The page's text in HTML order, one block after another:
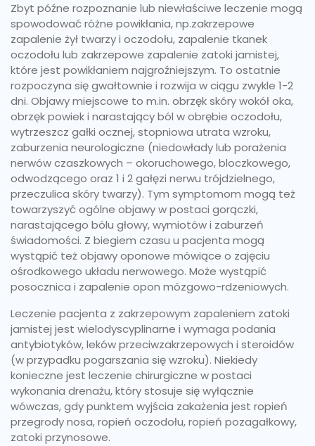
Zbyt późne rozpoznanie lub niewłaściwe leczenie mogą
spowodować różne powikłania, np.zakrzepowe
zapalenie żył twarzy i oczodołu, zapalenie tkanek
oczodołu lub zakrzepowe zapalenie zatoki jamistej,
które jest powikłaniem najgroźniejszym. To ostatnie
rozpoczyna się gwałtownie i rozwija w ciągu zwykle 1-2
dni. Objawy miejscowe to m.in. obrzęk skóry wokół oka,
obrzęk powiek i narastający ból w obrębie oczodołu,
wytrzeszcz gałki ocznej, stopniowa utrata wzroku,
zaburzenia neurologiczne (niedowłady lub porażenia
nerwów czaszkowych – okoruchowego, bloczkowego,
odwodzącego oraz 1 i 2 gałęzi nerwu trójdzielnego,
przeczulica skóry twarzy). Tym symptomom mogą też
towarzyszyć ogólne objawy w postaci gorączki,
narastającego bólu głowy, wymiotów i zaburzeń
świadomości. Z biegiem czasu u pacjenta mogą
wystąpić też objawy oponowe mówiące o zajęciu
ośrodkowego układu nerwowego. Może wystąpić
posocznica i zapalenie opon mózgowo-rdzeniowych.
Leczenie pacjenta z zakrzepowym zapaleniem zatoki
jamistej jest wielodyscyplinarne i wymaga podania
antybiotyków, leków przeciwzakrzepowych i steroidów
(w przypadku pogarszania się wzroku). Niekiedy
konieczne jest leczenie chirurgiczne w postaci
wykonania drenażu, który stosuje się wyłącznie
wówczas, gdy punktem wyjścia zakażenia jest ropień
przegrody nosa, ropień oczodołu, ropień pozagałkowy,
zatoki przynosowe.